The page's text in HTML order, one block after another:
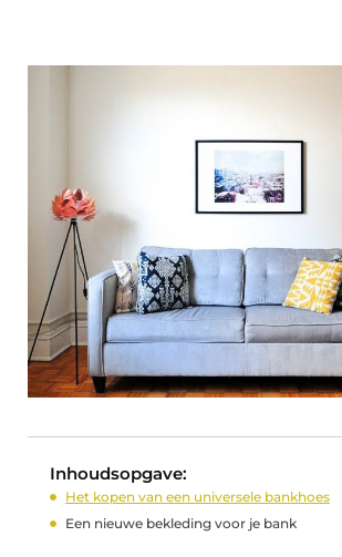
Inhoudsopgave:
Het kopen van een universele bankhoes
Een nieuwe bekleding voor je bank